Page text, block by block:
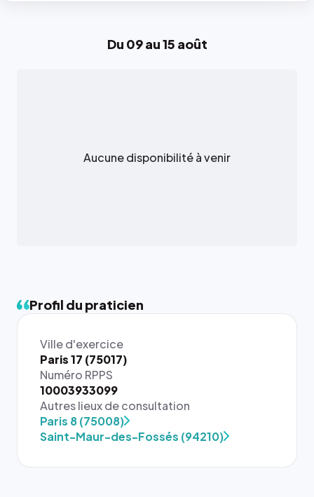
Du 09 au 15 août
Aucune disponibilité à venir
Profil du praticien
Ville d'exercice
Paris 17 (75017)
Numéro RPPS
10003933099
Autres lieux de consultation
Paris 8 (75008)
Saint-Maur-des-Fossés (94210)
{# 40×40
: la taille
rendue par
`.profile-